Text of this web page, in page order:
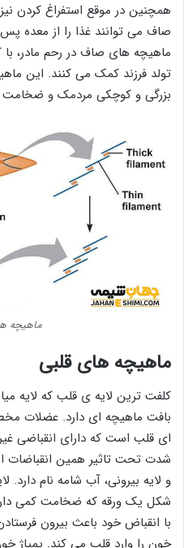
همچنین در موقع استفراغ کردن
صاف می توانند غذا را از معده
ماهیچه های صاف در رحم مادر،
تولد فرزند کمک می کنند. این
بزرگی و کوچکی مردمک و ضخامت
ماهیچه
ماهیچه های قلبی
کلفت ترین لایه ی قلب که لایه
بافت ماهیچه ای دارد. عضلات
ای قلب است که دارای انقباضی
شدت تحت تاثیر همین انقباضات
و لایه بیرونی، آب شامه نام دارد.
شکل یک ورقه که ضخامت کمی
با انقباض خود باعث بیرون
خون را وارد قلب می کند. پمپاژ